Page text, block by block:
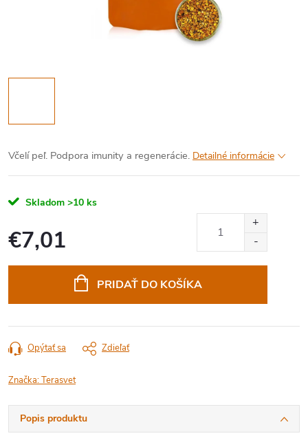
Včelí peľ. Podpora imunity a regenerácie. Detailné informácie
Skladom >10 ks
€7,01
PRIDAŤ DO KOŠÍKA
Opýtať sa Zdieľať
Značka:Terasvet
Popis produktu